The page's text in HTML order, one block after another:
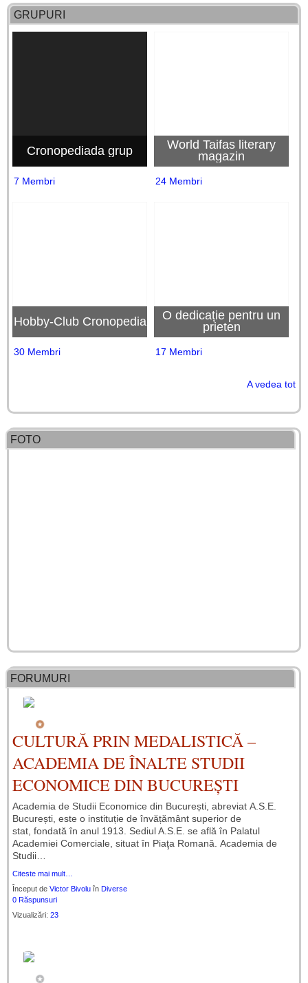
GRUPURI
Cronopediada grup
7 Membri
World Taifas literary
magazin
24 Membri
Hobby-Club Cronopedia
30 Membri
O dedicație pentru un
prieten
17 Membri
A vedea tot
FOTO
FORUMURI
CULTURĂ PRIN MEDALISTICĂ –
ACADEMIA DE ÎNALTE STUDII
ECONOMICE DIN BUCUREȘTI
Academia de Studii Economice din București, abreviat A.S.E.
București, este o instituție de învățământ superior de
stat, fondată în anul 1913. Sediul A.S.E. se află în Palatul
Academiei Comerciale, situat în Piaţa Romană. Academia de
Studii…
Citeste mai mult…
Început de Victor Bivolu în Diverse
0 Răspunsuri
Vizualizări: 23